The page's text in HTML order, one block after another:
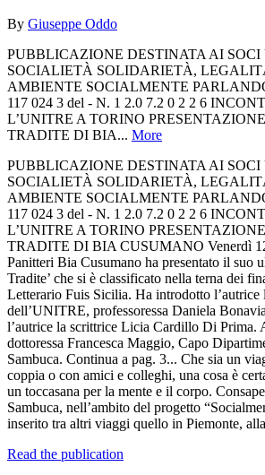
By Giuseppe Oddo
PUBBLICAZIONE DESTINATA AI
SOCIALIETÀ SOLIDARIETÀ,
AMBIENTE SOCIALMENTE
117 024 3 del - N. 1 2.0 7.2 0 2 2 6
L’UNITRE A TORINO
TRADITE DI BIA... More
PUBBLICAZIONE DESTINATA AI
SOCIALIETÀ SOLIDARIETÀ,
AMBIENTE SOCIALMENTE
117 024 3 del - N. 1 2.0 7.2 0 2 2 6
L’UNITRE A TORINO
TRADITE DI BIA CUSUMANO Venerdì
Panitteri Bia Cusumano ha presentato il suo
Tradite’ che si è classificato nella terna dei
Letterario Fuis Sicilia. Ha introdotto l’autrice
dell’UNITRE, professoressa Daniela
l’autrice la scrittrice Licia Cardillo Di Prima.
dottoressa Francesca Maggio, Capo
Sambuca. Continua a pag. 3... Che sia un
coppia o con amici e colleghi, una cosa è
un toccasana per la mente e il corpo.
Sambuca, nell’ambito del progetto
inserito tra altri viaggi quello in Piemonte, alla
Read the publication